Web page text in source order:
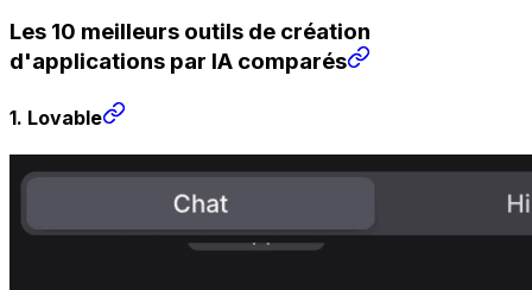
Les 10 meilleurs outils de création
d'applications par IA comparés
1. Lovable